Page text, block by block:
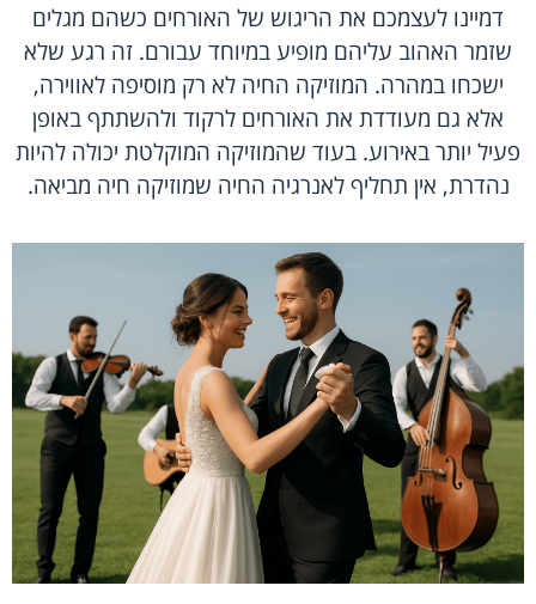
דמיינו לעצמכם את הריגוש של האורחים כשהם מגלים
שזמר האהוב עליהם מופיע במיוחד עבורם. זה רגע שלא
ישכחו במהרה. המוזיקה החיה לא רק מוסיפה לאווירה,
אלא גם מעודדת את האורחים לרקוד ולהשתתף באופן
פעיל יותר באירוע. בעוד שהמוזיקה המוקלטת יכולה להיות
נהדרת, אין תחליף לאנרגיה החיה שמוזיקה חיה מביאה.